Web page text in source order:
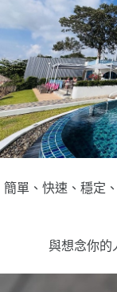
簡單、快速、穩定
與想念你的